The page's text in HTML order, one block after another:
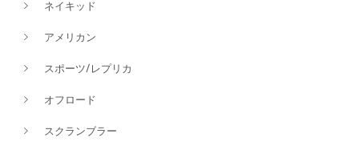
ネイキッド
アメリカン
スポーツ/レプリカ
オフロード
スクランブラー